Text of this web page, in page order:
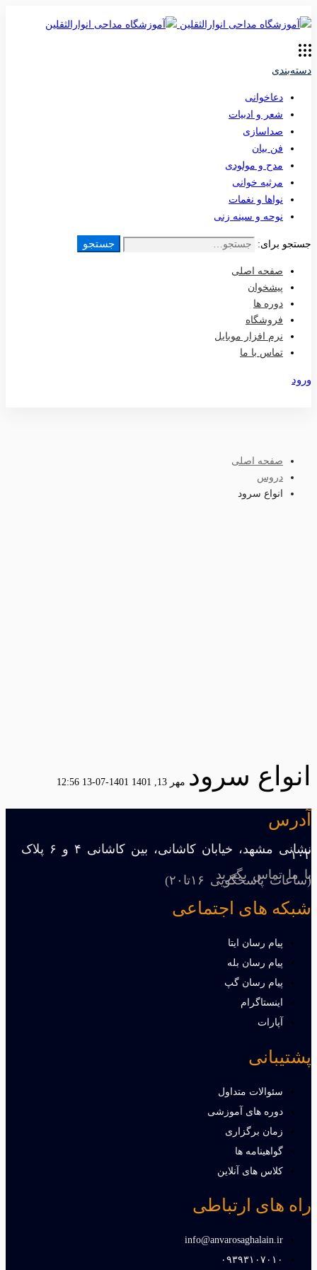
دسته‌بندی
دعاخوانی
شعر و ادبیات
صداسازی
فن بیان
مدح و مولودی
مرثیه خوانی
نواها و نغمات
نوحه و سینه زنی
جستجو برای: جستجو
صفحه اصلی
پیشخوان
دوره ها
فروشگاه
نرم افزار موبایل
تماس با ما
ورود
صفحه اصلی
دروس
انواع سرود
انواع سرود مهر 13, 1401 1401-07-13 12:56
آدرس
نشانی مشهد، خیابان کاشانی، بین کاشانی ۴ و ۶ پلاک
۱۰۲
با ما تماس بگیرید
(ساعات پاسخگویی ۱۶تا۲۰)
شبکه های اجتماعی
پیام رسان ایتا
پیام رسان بله
پیام رسان گپ
اینستاگرام
آپارات
پشتیبانی
سئوالات متداول
دوره های آموزشی
زمان برگزاری
گواهینامه ها
کلاس های آنلاین
راه های ارتباطی
info@anvarosaghalain.ir​
۰۹۳۹۳۱۰۷۰۱۰​